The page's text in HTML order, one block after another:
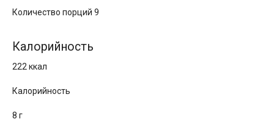
Количество порций 9
Калорийность
222 ккал
Калорийность
8 г